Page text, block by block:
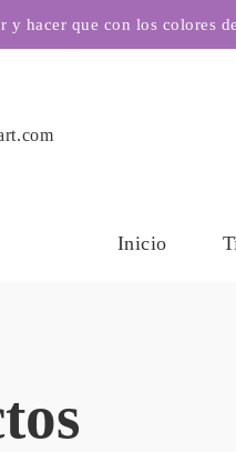
y hacer que con los colores
Inicio